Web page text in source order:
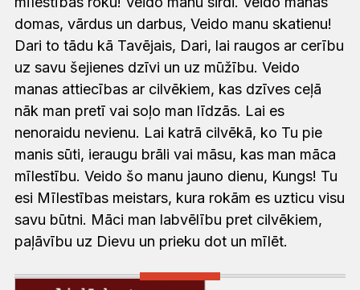
domas, vārdus un darbus, Veido manu skatienu!
Dari to tādu kā Tavējais, Dari, lai raugos ar cerību
uz savu šejienes dzīvi un uz mūžību. Veido
manas attiecības ar cilvēkiem, kas dzīves ceļā
nāk man pretī vai soļo man līdzās. Lai es
nenoraidu nevienu. Lai katrā cilvēkā, ko Tu pie
manis sūti, ieraugu brāli vai māsu, kas man māca
mīlestību. Veido šo manu jauno dienu, Kungs! Tu
esi Mīlestības meistars, kura rokām es uzticu visu
savu būtni. Māci man labvēlību pret cilvēkiem,
paļāvību uz Dievu un prieku dot un mīlēt.